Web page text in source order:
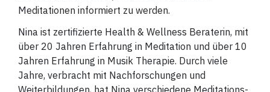
Meditationen informiert zu werden.
Nina ist zertifizierte Health & Wellness Beraterin, mit
über 20 Jahren Erfahrung in Meditation und über 10
Jahren Erfahrung in Musik Therapie. Durch viele
Jahre, verbracht mit Nachforschungen und
Weiterbildungen, hat Nina verschiedene Meditations-